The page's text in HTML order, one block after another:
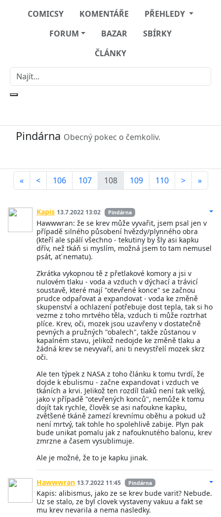
COMICSY KOMENTÁŘE
PŘEHLEDY
FORUM
BAZAR
SBÍRKY
ČLÁNKY
Pindárna Obecný pokec o čemkoliv.
« < 106 107 108 109 110 > »
Kapis 13.7.2022 13:02 Pindárna
Hawwwran: že se krev může vyvařit, jsem psal jen v
případě silného působení hvězdy/plynného obra
(kteří ale spálí všechno - tekutiny by šly asi kapku
dřív, než tkáň si myslím, možná jsem to tam nemusel
psát, ať nematu).
Zkrátka vykopnou tě z přetlakové komory a jsi v
nulovém tlaku - voda a vzduch v dýchací a trávicí
soustavě, které mají "otevřené konce" se začnou
prudce odpařovat a expandovat - voda ke změně
skupenství a ochlazení potřebuje dost tepla, tak si ho
vezme z toho mrtvého těla, vzduch ti může roztrhat
plíce. Krev, oči, mozek jsou uzavřeny v dostatečně
pevných a pružných "obalech", takže zůstanou v
kapalném stavu, jelikož nedojde ke změně tlaku a
žádná krev se nevyvaří, ani ti nevystřelí mozek skrz
oči.
Ale ten týpek z NASA z toho článku k tomu tvrdí, že
dojde k ebulismu - začne expandovat i vzduch ve
tkáních a krvi. Jelikož ten rozdíl tlaků není tak velký,
jako v případě "otevřených konců", nemůže k tomu
dojít tak rychle, člověk se asi nafoukne kapku,
zvětšené tkáně zamezí krevnímu oběhu a pokud už
není mrtvý, tak tohle ho spolehlivě zabije. Plyn pak
bude unikat pomalu jak z nafouknutého balonu, krev
zmrzne a časem vysublimuje.
Ale je možné, že to je kapku jinak.
Hawwwran 13.7.2022 11:45 Pindárna
Kapis: alibismus, jako ze se krev bude varit? Nebude.
Uz se stalo, ze byl clovek vystaveny vakuu a fakt se
mu krev nevarila a nema nasledky.